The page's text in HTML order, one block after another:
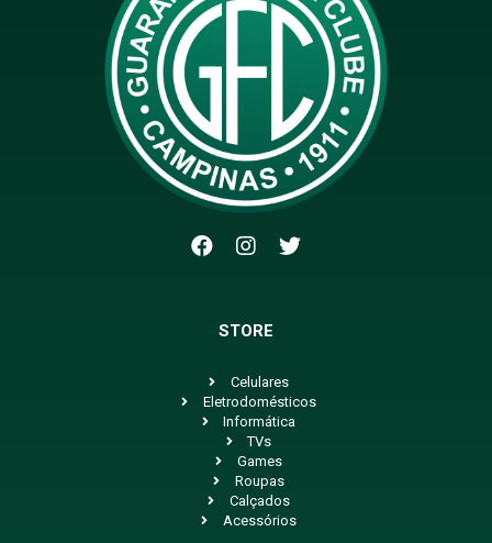
STORE
Celulares
Eletrodomésticos
Informática
TVs
Games
Roupas
Calçados
Acessórios